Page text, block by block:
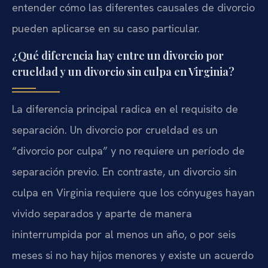
entender cómo las diferentes causales de divorcio
pueden aplicarse en su caso particular.
¿Qué diferencia hay entre un divorcio por
crueldad y un divorcio sin culpa en Virginia?
La diferencia principal radica en el requisito de
separación. Un divorcio por crueldad es un
“divorcio por culpa” y no requiere un período de
separación previo. En contraste, un divorcio sin
culpa en Virginia requiere que los cónyuges hayan
vivido separados y aparte de manera
ininterrumpida por al menos un año, o por seis
meses si no hay hijos menores y existe un acuerdo